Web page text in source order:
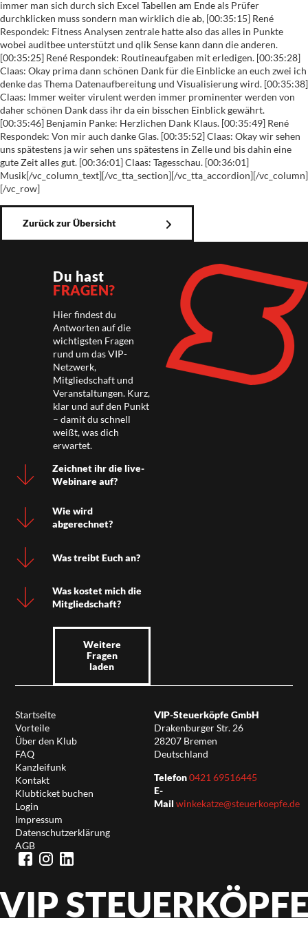
Zurück zur Übersicht
Du hast
FRAGEN?
Hier findest du
Antworten auf die
wichtigsten Fragen
rund um das VIP-
Netzwerk,
Mitgliedschaft und
Veranstaltungen. Kurz,
klar und auf den Punkt
– damit du schnell
weißt, was dich
erwartet.
Zeichnet ihr die live-
Webinare auf?
Wie wird
abgerechnet?
Was treibt Euch an?
Was kostet mich die
Mitgliedschaft?
Weitere
Fragen
laden
Startseite
Vorteile
Über den Klub
FAQ
Kanzleifunk
Kontakt
Klubticket buchen
Login
Impressum
Datenschutzerklärung
AGB
VIP-Steuerköpfe GmbH
Drakenburger Str. 26
28207 Bremen
Deutschland
Telefon0421 69516445
E-
Mail winkekatze@steuerkoepfe.de